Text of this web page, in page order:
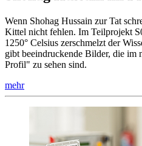
Wenn Shohag Hussain zur Tat
Kittel nicht fehlen. Im Teilprojekt
1250° Celsius zerschmelzt der
gibt beeindruckende Bilder, die im
Profil" zu sehen sind.
mehr